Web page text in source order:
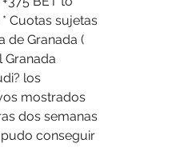
Cuotas sujetas
de Granada (
Granada
los
mostrados
dos semanas
conseguir